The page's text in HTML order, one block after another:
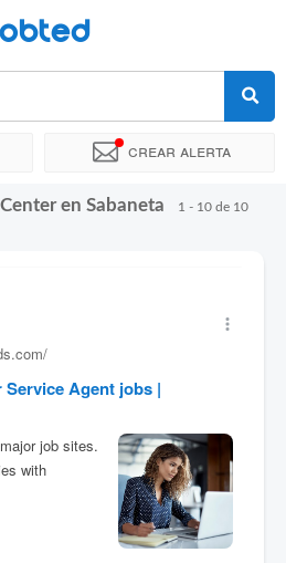
Crear alerta
en Sabaneta 1 - 10 de 10